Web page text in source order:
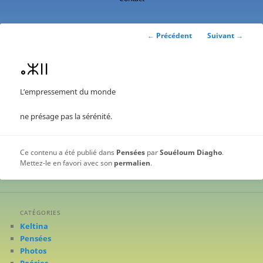
Navigation
← Précédent Suivant →
ⴰⵣⵏⵏ
L’empressement du monde
ne présage pas la sérénité.
Ce contenu a été publié dans Pensées parSouéloum Diagho.
Mettez-le en favori avec son permalien.
CATÉGORIES
Keltina
Pensées
Photos